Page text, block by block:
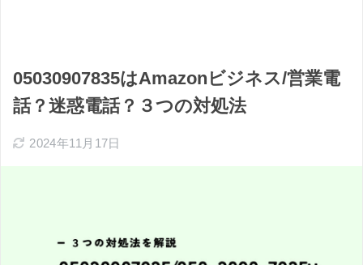
05030907835はAmazonビジネス/営業電
話？迷惑電話？３つの対処法
2024年11月17日